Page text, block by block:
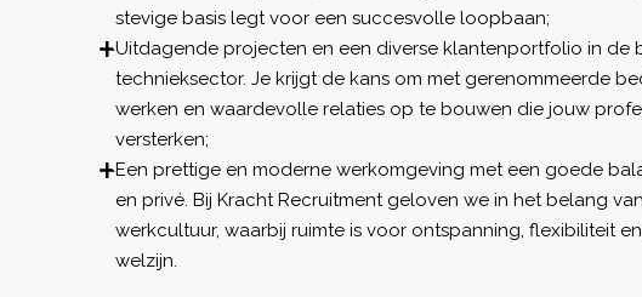
stevige basis legt voor een succesvolle loopbaan;
Uitdagende projecten en een diverse klantenportfolio in de
technieksector. Je krijgt de kans om met gerenommeerde
werken en waardevolle relaties op te bouwen die jouw
versterken;
Een prettige en moderne werkomgeving met een goede
en privé. Bij Kracht Recruitment geloven we in het belang
werkcultuur, waarbij ruimte is voor ontspanning, flexibiliteit
welzijn.